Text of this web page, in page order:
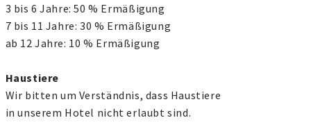
3 bis 6 Jahre: 50 % Ermäßigung
7 bis 11 Jahre: 30 % Ermäßigung
ab 12 Jahre: 10 % Ermäßigung
Haustiere
Wir bitten um Verständnis, dass Haustiere
in unserem Hotel nicht erlaubt sind.